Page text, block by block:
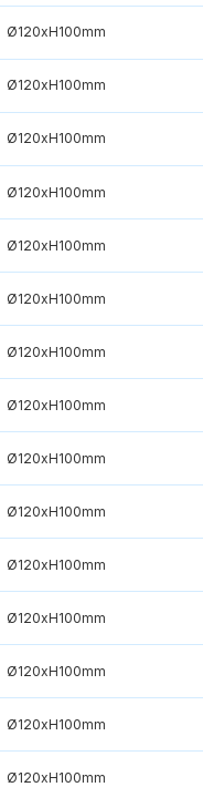
Ø120xH100mm
Ø120xH100mm
Ø120xH100mm
Ø120xH100mm
Ø120xH100mm
Ø120xH100mm
Ø120xH100mm
Ø120xH100mm
Ø120xH100mm
Ø120xH100mm
Ø120xH100mm
Ø120xH100mm
Ø120xH100mm
Ø120xH100mm
Ø120xH100mm